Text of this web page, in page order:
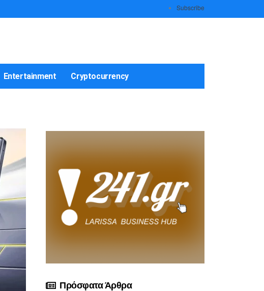
Subscribe
Entertainment Cryptocurrency
Πρόσφατα Άρθρα